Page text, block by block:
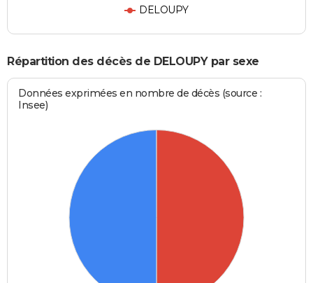
DELOUPY
Répartition des décès de DELOUPY par sexe
Données exprimées en nombre de décès (source :
Insee)